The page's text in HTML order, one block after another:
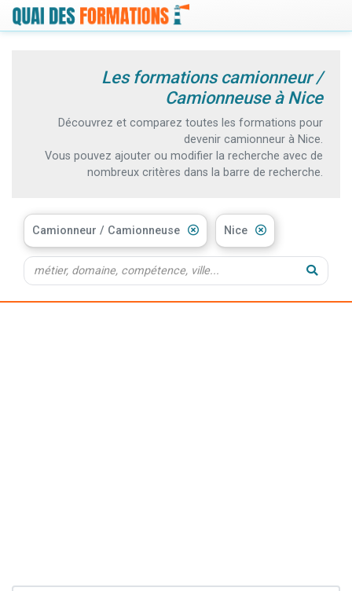
Les formations camionneur /
Camionneuse à Nice
Découvrez et comparez toutes les formations pour
devenir camionneur à Nice.
Vous pouvez ajouter ou modifier la recherche avec de
nombreux critères dans la barre de recherche.
Camionneur / Camionneuse Nice